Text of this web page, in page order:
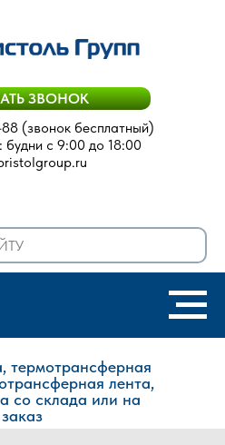
(звонок бесплатный)
будни с 9:00 до 18:00
ЗВОНОК
термотрансферная
лента,
со склада или на
заказ